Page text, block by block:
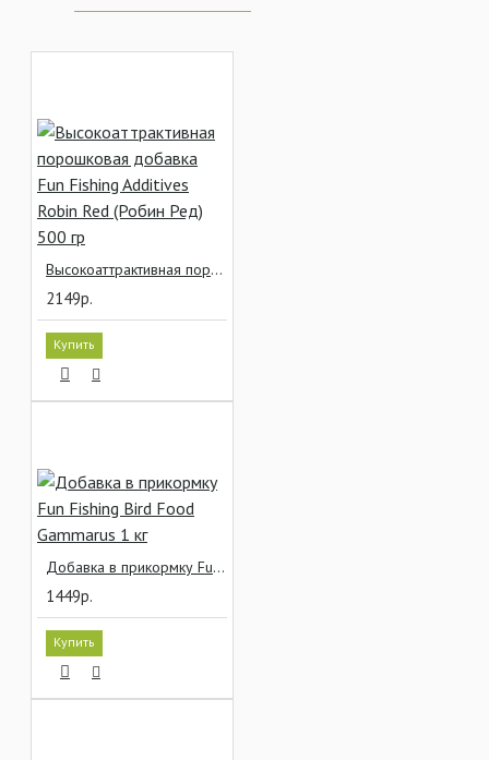
Высокоаттрактивная порошковая добавка Fun Fishing Additives Robin Red (Робин Ред) 500 гр
2149р.
Купить
Добавка в прикормку Fun Fishing Bird Food Gammarus 1 кг
1449р.
Купить